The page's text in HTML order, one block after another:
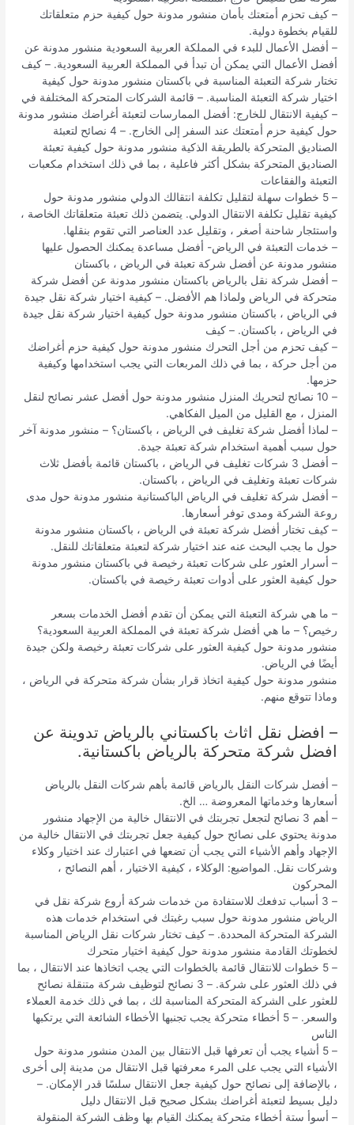
– كيف تحزم أمتعتك بأمان منشور مدونة حول كيفية حزم متعلقاتك
للقيام بخطوة دولية.
– أفضل الأعمال للبدء في المملكة العربية السعودية منشور مدونة عن
أفضل الأعمال التي يمكن أن تبدأ في المملكة العربية السعودية. – كيف
تختار شركة التعبئة المناسبة في باكستان منشور مدونة حول كيفية
اختيار شركة التعبئة المناسبة. – قائمة الشركات المتحركة المختلفة في
– كيفية الانتقال للخارج: أفضل الممارسات لتعبئة أغراضك منشور مدونة
حول كيفية حزم أمتعتك عند السفر إلى الخارج. – 4 نصائح لتعبئة
الصناديق المتحركة بالطريقة الذكية منشور مدونة حول كيفية تعبئة
الصناديق المتحركة بشكل أكثر فاعلية ، بما في ذلك استخدام مكعبات
التعبئة والفقاعات
– 5 خطوات سهلة لتقليل تكلفة انتقالك الدولي منشور مدونة حول
كيفية تقليل تكلفة الانتقال الدولي. يتضمن ذلك تعبئة متعلقاتك الخاصة ،
واستئجار شاحنة أصغر ، وتقليل عدد العناصر التي تقوم بنقلها.
– خدمات التعبئة في الرياض- أفضل مساعدة يمكنك الحصول عليها
منشور مدونة عن أفضل شركة تعبئة في الرياض ، باكستان
– أفضل شركة نقل بالرياض باكستان منشور مدونة عن أفضل شركة
متحركة في الرياض ولماذا هم الأفضل. – كيفية اختيار شركة نقل جيدة
في الرياض ، باكستان منشور مدونة حول كيفية اختيار شركة نقل جيدة
في الرياض ، باكستان. – كيف
– كيف تحزم من أجل التحرك منشور مدونة حول كيفية حزم أغراضك
من أجل حركة ، بما في ذلك المربعات التي يجب استخدامها وكيفية
حزمها.
– 10 نصائح لتحريك المنزل منشور مدونة حول أفضل عشر نصائح لنقل
المنزل ، مع القليل من الميل الفكاهي.
– لماذا أفضل شركة تغليف في الرياض ، باكستان؟ – منشور مدونة آخر
حول سبب أهمية استخدام شركة تعبئة جيدة.
– أفضل 3 شركات تغليف في الرياض ، باكستان قائمة بأفضل ثلاث
شركات تعبئة وتغليف في الرياض ، باكستان.
– أفضل شركة تغليف في الرياض الباكستانية منشور مدونة حول مدى
روعة الشركة ومدى توفر أسعارها.
– كيف تختار أفضل شركة تعبئة في الرياض ، باكستان منشور مدونة
حول ما يجب البحث عنه عند اختيار شركة لتعبئة متعلقاتك للنقل.
– أسرار العثور على شركات تعبئة رخيصة في باكستان منشور مدونة
حول كيفية العثور على أدوات تعبئة رخيصة في باكستان.
– ما هي شركة التعبئة التي يمكن أن تقدم أفضل الخدمات بسعر
رخيص؟ – ما هي أفضل شركة تعبئة في المملكة العربية السعودية؟
منشور مدونة حول كيفية العثور على شركات تعبئة رخيصة ولكن جيدة
أيضًا في الرياض.
منشور مدونة حول كيفية اتخاذ قرار بشأن شركة متحركة في الرياض ،
وماذا تتوقع منهم.
– افضل نقل اثاث باكستاني بالرياض تدوينة عن
افضل شركة متحركة بالرياض باكستانية.
– أفضل شركات النقل بالرياض قائمة بأهم شركات النقل بالرياض
أسعارها وخدماتها المعروضة … الخ.
– أهم 3 نصائح لتجعل تجربتك في الانتقال خالية من الإجهاد منشور
مدونة يحتوي على نصائح حول كيفية جعل تجربتك في الانتقال خالية من
الإجهاد وأهم الأشياء التي يجب أن تضعها في اعتبارك عند اختيار وكلاء
وشركات نقل. المواضيع: الوكلاء ، كيفية الاختيار ، أهم النصائح ،
المحركون
– 3 أسباب تدفعك للاستفادة من خدمات شركة أروع شركة نقل في
الرياض منشور مدونة حول سبب رغبتك في استخدام خدمات هذه
الشركة المتحركة المحددة. – كيف تختار شركات نقل الرياض المناسبة
لخطوتك القادمة منشور مدونة حول كيفية اختيار متحرك
– 5 خطوات للانتقال قائمة بالخطوات التي يجب اتخاذها عند الانتقال ، بما
في ذلك العثور على شركة. – 3 نصائح لتوظيف شركة متنقلة نصائح
للعثور على الشركة المتحركة المناسبة لك ، بما في ذلك خدمة العملاء
والسعر. – 5 أخطاء متحركة يجب تجنبها الأخطاء الشائعة التي يرتكبها
الناس
– 5 أشياء يجب أن تعرفها قبل الانتقال بين المدن منشور مدونة حول
الأشياء التي يجب على المرء معرفتها قبل الانتقال من مدينة إلى أخرى
، بالإضافة إلى نصائح حول كيفية جعل الانتقال سلسًا قدر الإمكان. –
دليل بسيط لتعبئة أغراضك بشكل صحيح قبل الانتقال دليل
– أسوأ ستة أخطاء متحركة يمكنك القيام بها وظف الشركة المنقولة